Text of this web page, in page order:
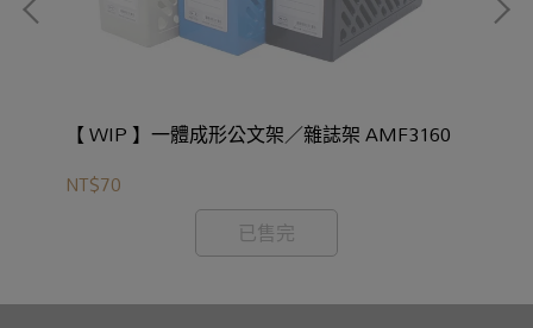
【 WIP 】一體成形公文架／雜誌架 AMF3160
NT$70
已售完